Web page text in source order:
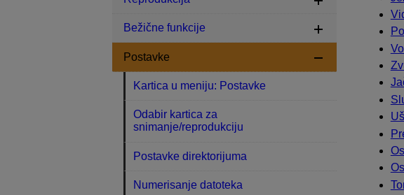
Bežične funkcije
Postavke
Kartica u meniju: Postavke
Odabir kartica za
snimanje/reprodukciju
Postavke direktorijuma
Numerisanje datoteka